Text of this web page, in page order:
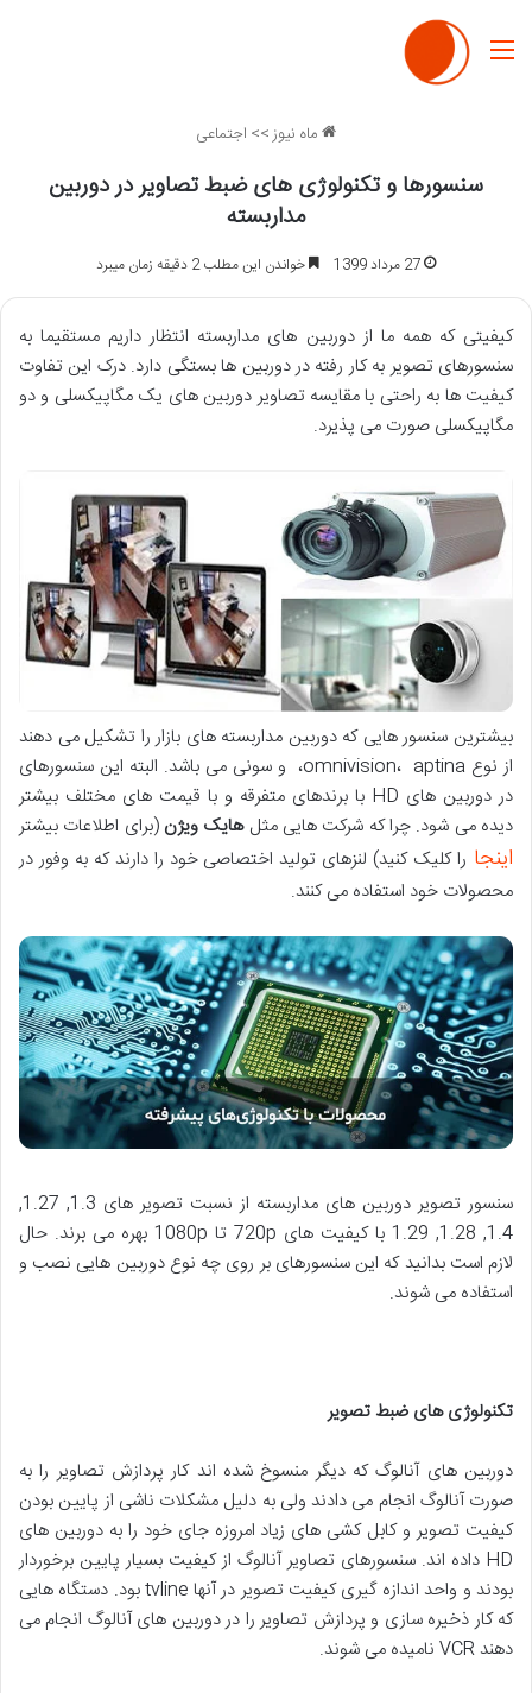
منو
ماه نیوز>> اجتماعی
سنسورها و تکنولوژی های ضبط تصاویر در دوربین
مداربسته
27 مرداد 1399 خواندن این مطلب 2 دقیقه زمان میبرد
کیفیتی که همه ما از دوربین های مداربسته انتظار داریم مستقیما به
سنسورهای تصویر به کار رفته در دوربین ها بستگی دارد. درک این تفاوت
کیفیت ها به راحتی با مقایسه تصاویر دوربین های یک مگاپیکسلی و دو
مگاپیکسلی صورت می پذیرد.
بیشترین سنسور هایی که دوربین مداربسته های بازار را تشکیل می دهند
از نوع omnivision، aptina، و سونی می باشد. البته این سنسورهای
در دوربین های HD با برندهای متفرقه و با قیمت های مختلف بیشتر
دیده می شود. چرا که شرکت هایی مثلهایک ویژن(برای اطلاعات بیشتر
اینجا را کلیک کنید) لنزهای تولید اختصاصی خود را دارند که به وفور در
محصولات خود استفاده می کنند.
سنسور تصویر دوربین های مداربسته از نسبت تصویر های 1.3, 1.27,
1.4, 1.28, 1.29 با کیفیت های 720p تا 1080p بهره می برند. حال
لازم است بدانید که این سنسورهای بر روی چه نوع دوربین هایی نصب و
استفاده می شوند.
تکنولوژی های ضبط تصویر
دوربین های آنالوگ که دیگر منسوخ شده اند کار پردازش تصاویر را به
صورت آنالوگ انجام می دادند ولی به دلیل مشکلات ناشی از پایین بودن
کیفیت تصویر و کابل کشی های زیاد امروزه جای خود را به دوربین های
HD داده اند. سنسورهای تصاویر آنالوگ از کیفیت بسیار پایین برخوردار
بودند و واحد اندازه گیری کیفیت تصویر در آنها tvline بود. دستگاه هایی
که کار ذخیره سازی و پردازش تصاویر را در دوربین های آنالوگ انجام می
دهند VCR نامیده می شوند.